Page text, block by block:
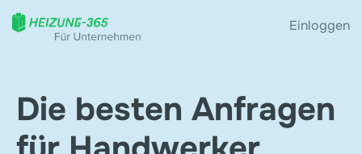
Einloggen
Die besten Anfragen